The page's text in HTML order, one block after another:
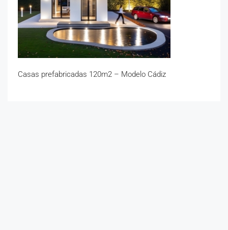
Casas prefabricadas 120m2 – Modelo Cádiz